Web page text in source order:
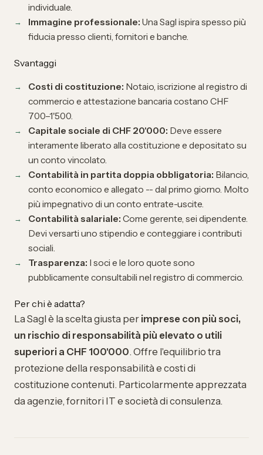
individuale.
Immagine professionale: Una Sagl ispira spesso più
fiducia presso clienti, fornitori e banche.
Svantaggi
Costi di costituzione: Notaio, iscrizione al registro di
commercio e attestazione bancaria costano CHF
700–1'500.
Capitale sociale di CHF 20'000: Deve essere
interamente liberato alla costituzione e depositato su
un conto vincolato.
Contabilità in partita doppia obbligatoria: Bilancio,
conto economico e allegato -- dal primo giorno. Molto
più impegnativo di un conto entrate-uscite.
Contabilità salariale: Come gerente, sei dipendente.
Devi versarti uno stipendio e conteggiare i contributi
sociali.
Trasparenza: I soci e le loro quote sono
pubblicamente consultabili nel registro di commercio.
Per chi è adatta?
La Sagl è la scelta giusta per imprese con più soci,
un rischio di responsabilità più elevato o utili
superiori a CHF 100'000. Offre l'equilibrio tra
protezione della responsabilità e costi di
costituzione contenuti. Particolarmente apprezzata
da agenzie, fornitori IT e società di consulenza.